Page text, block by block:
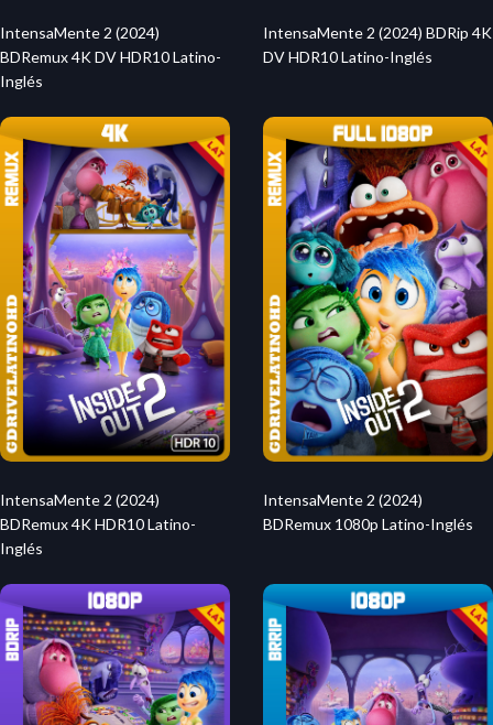
IntensaMente 2 (2024)
BDRemux 4K DV HDR10 Latino-
Inglés
IntensaMente 2 (2024) BDRip 4K
DV HDR10 Latino-Inglés
IntensaMente 2 (2024)
BDRemux 4K HDR10 Latino-
Inglés
IntensaMente 2 (2024)
BDRemux 1080p Latino-Inglés